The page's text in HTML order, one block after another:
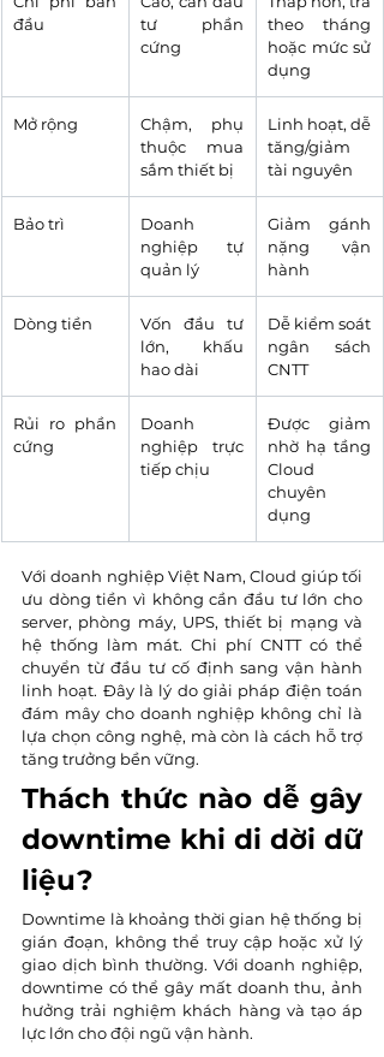
đầu
tư phần
cứng
theo tháng
hoặc mức sử
dụng
Mở rộng
Chậm, phụ
thuộc mua
sắm thiết bị
Linh hoạt, dễ
tăng/giảm
tài nguyên
Bảo trì
Doanh
nghiệp tự
quản lý
Giảm gánh
nặng vận
hành
Dòng tiền
Vốn đầu tư
lớn, khấu
hao dài
Dễ kiểm soát
ngân sách
CNTT
Rủi ro phần
cứng
Doanh
nghiệp trực
tiếp chịu
Được giảm
nhờ hạ tầng
Cloud
chuyên
dụng
Với doanh nghiệp Việt Nam, Cloud giúp tối
ưu dòng tiền vì không cần đầu tư lớn cho
server, phòng máy, UPS, thiết bị mạng và
hệ thống làm mát. Chi phí CNTT có thể
chuyển từ đầu tư cố định sang vận hành
linh hoạt. Đây là lý do giải pháp điện toán
đám mây cho doanh nghiệp không chỉ là
lựa chọn công nghệ, mà còn là cách hỗ trợ
tăng trưởng bền vững.
Thách thức nào dễ gây
downtime khi di dời dữ
liệu?
Downtime là khoảng thời gian hệ thống bị
gián đoạn, không thể truy cập hoặc xử lý
giao dịch bình thường. Với doanh nghiệp,
downtime có thể gây mất doanh thu, ảnh
hưởng trải nghiệm khách hàng và tạo áp
lực lớn cho đội ngũ vận hành.